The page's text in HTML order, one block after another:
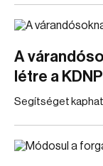
A
létre a KDNP
Segítséget